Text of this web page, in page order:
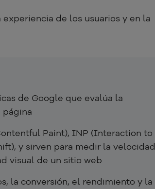
de los usuarios y en la
de Google que evalúa la
página
Paint), INP (Interaction to
y sirven para medir la velocidad
visual de un sitio web
la conversión, el rendimiento y la